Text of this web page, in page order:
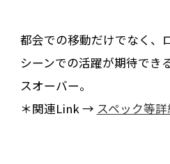
都会での移動だけでなく、
シーンでの活躍が期待でき
スオーバー。
＊関連Link → スペック等